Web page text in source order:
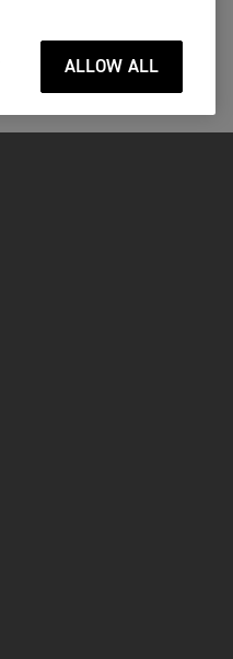
ALLOW ALL